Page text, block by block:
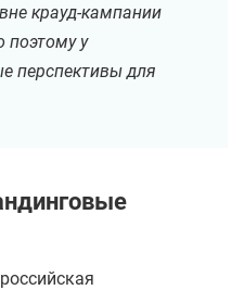
крауд-кампании
поэтому у
перспективы для